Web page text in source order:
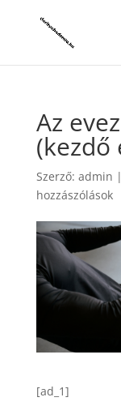
Az
(kezdő
Szerző: admin |
hozzászólások
[ad_1]